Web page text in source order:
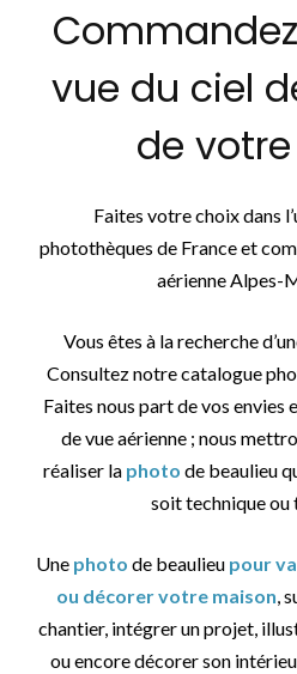
vue du ciel
de
Faites votre choix dans
photothèques de France et
aérienne Alpes-
Vous êtes à la recherche
Consultez notre catalogue
Faites nous part de vos envies
de vue aérienne ; nous
réaliser la photo de beaulieu
soit technique ou
Une photo de beaulieu pour
ou décorer votre maison,
chantier, intégrer un projet,
ou encore décorer son